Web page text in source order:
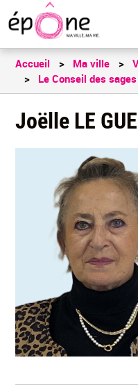
Accueil Ma ville
Le Conseil des sages
Joëlle LE